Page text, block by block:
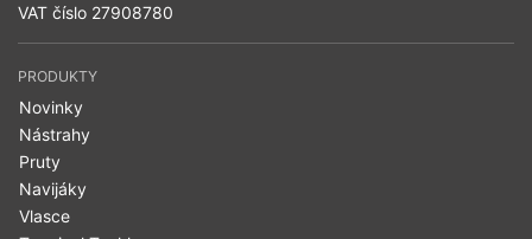
VAT číslo 27908780
PRODUKTY
Novinky
Nástrahy
Pruty
Navijáky
Vlasce